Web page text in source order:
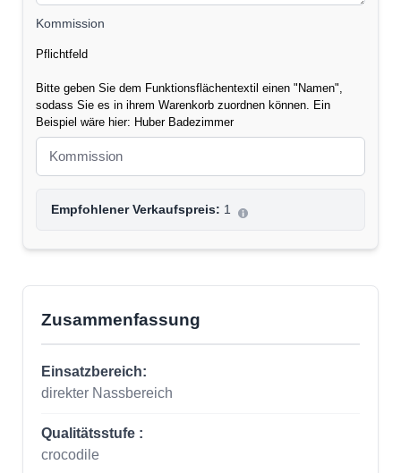
Kommission
Pflichtfeld
Bitte geben Sie dem Funktionsflächentextil einen "Namen",
sodass Sie es in ihrem Warenkorb zuordnen können. Ein
Beispiel wäre hier: Huber Badezimmer
Empfohlener Verkaufspreis: 1
Zusammenfassung
Einsatzbereich:
direkter Nassbereich
Qualitätsstufe :
crocodile